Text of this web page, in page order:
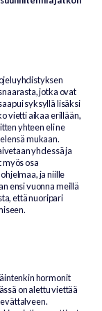
jotka ovat
syksyllä lisäksi
vietti aikaa erillään,
yhteen eli ne
mukaan.
yhdessä ja
myös osa
ja niille
ensi vuonna meillä
että nuoripari
hormonit
on alettu viettää